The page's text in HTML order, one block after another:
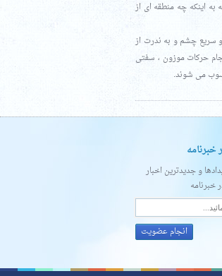
به اینکه چه منطقه ای از
و سریع چشم و به ندرت از
حرکات موزون ، سفتی
می شوند.
و جدیدترین اخبار
خبرنامه
انجام عضویت